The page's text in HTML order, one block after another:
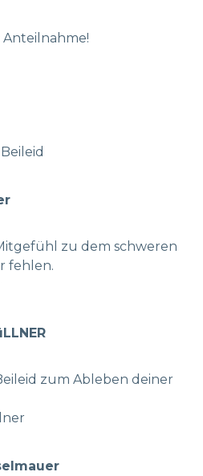
zu dem schweren
fehlen.
zum Ableben deiner